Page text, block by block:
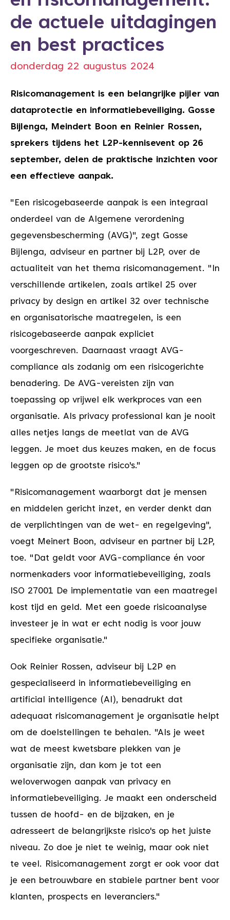
de actuele uitdagingen
en best practices
donderdag 22 augustus 2024
Risicomanagement is een belangrijke pijler van
dataprotectie en informatiebeveiliging. Gosse
Bijlenga, Meindert Boon en Reinier Rossen,
sprekers tijdens het L2P-kennisevent op 26
september, delen de praktische inzichten voor
een effectieve aanpak.
"Een risicogebaseerde aanpak is een integraal
onderdeel van de Algemene verordening
gegevensbescherming (AVG)", zegt Gosse
Bijlenga, adviseur en partner bij L2P, over de
actualiteit van het thema risicomanagement. "In
verschillende artikelen, zoals artikel 25 over
privacy by design en artikel 32 over technische
en organisatorische maatregelen, is een
risicogebaseerde aanpak expliciet
voorgeschreven. Daarnaast vraagt AVG-
compliance als zodanig om een risicogerichte
benadering. De AVG-vereisten zijn van
toepassing op vrijwel elk werkproces van een
organisatie. Als privacy professional kan je nooit
alles netjes langs de meetlat van de AVG
leggen. Je moet dus keuzes maken, en de focus
leggen op de grootste risico's."
"Risicomanagement waarborgt dat je mensen
en middelen gericht inzet, en verder denkt dan
de verplichtingen van de wet- en regelgeving",
voegt Meinert Boon, adviseur en partner bij L2P,
toe. "Dat geldt voor AVG-compliance én voor
normenkaders voor informatiebeveiliging, zoals
ISO 27001 De implementatie van een maatregel
kost tijd en geld. Met een goede risicoanalyse
investeer je in wat er echt nodig is voor jouw
specifieke organisatie."
Ook Reinier Rossen, adviseur bij L2P en
gespecialiseerd in informatiebeveiliging en
artificial intelligence (AI), benadrukt dat
adequaat risicomanagement je organisatie helpt
om de doelstellingen te behalen. "Als je weet
wat de meest kwetsbare plekken van je
organisatie zijn, dan kom je tot een
weloverwogen aanpak van privacy en
informatiebeveiliging. Je maakt een onderscheid
tussen de hoofd- en de bijzaken, en je
adresseert de belangrijkste risico's op het juiste
niveau. Zo doe je niet te weinig, maar ook niet
te veel. Risicomanagement zorgt er ook voor dat
je een betrouwbare en stabiele partner bent voor
klanten, prospects en leveranciers."